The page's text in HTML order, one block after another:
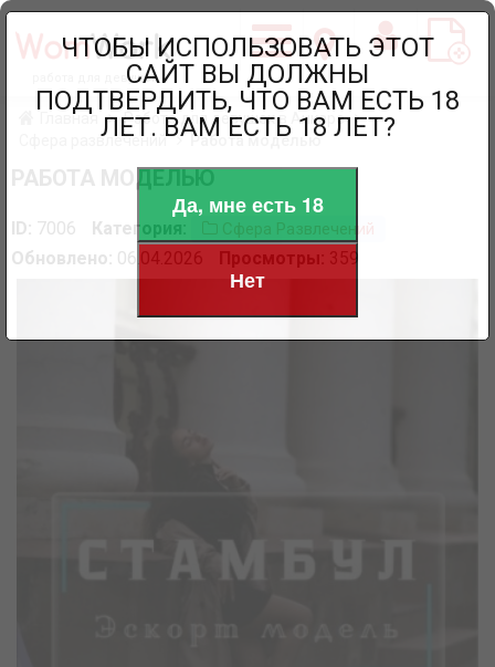
работа для девушек
Главная
Работа для девушек в Анкаре
Сфера развлечений
Работа моделью
РАБОТА МОДЕЛЬЮ
ID: 7006 Категория: Сфера Развлечений
Обновлено: 06.04.2026 Просмотры: 359
ЧТОБЫ ИСПОЛЬЗОВАТЬ ЭТОТ
САЙТ ВЫ ДОЛЖНЫ
ПОДТВЕРДИТЬ, ЧТО ВАМ ЕСТЬ 18
ЛЕТ. ВАМ ЕСТЬ 18 ЛЕТ?
Да, мне есть 18
Нет